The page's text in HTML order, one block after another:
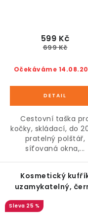
Očekáváme
599 Kč
699 Kč
Cestovní taška
kočky, skládací, do
pratelný polštář,
síťovaná okna,...
Kosmetický
uzamykatelný,
25 %